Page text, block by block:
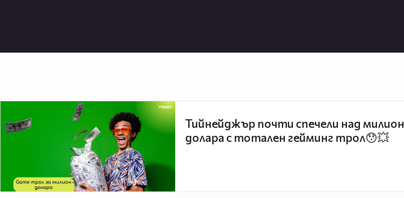
Тийнейджър почти спечели над милион
долара с тотален гейминг трол😯💥